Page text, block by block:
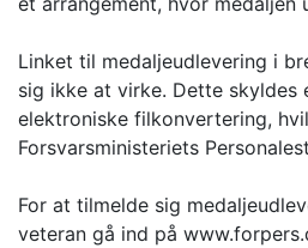
Linket til medaljeudlevering i
sig ikke at virke. Dette skyldes
elektroniske filkonvertering,
Forsvarsministeriets
For at tilmelde sig
veteran gå ind på